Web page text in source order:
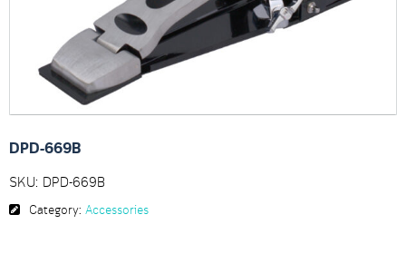
DPD-669B
SKU: DPD-669B
Category: Accessories